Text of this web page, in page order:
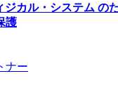
ジカル・システム の
護
ナー